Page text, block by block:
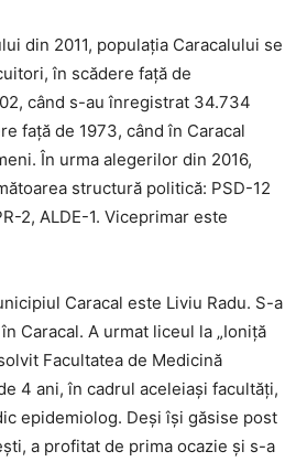
din 2011, populaţia Caracalului se
în scădere faţă de
când s-au înregistrat 34.734
faţă de 1973, când în Caracal
În urma alegerilor din 2016,
structură politică: PSD-12
2, ALDE-1. Viceprimar este
Caracal este Liviu Radu. S-a
Caracal. A urmat liceul la „Ioniţă
Facultatea de Medicină
4 ani, în cadrul aceleiaşi facultăţi,
epidemiolog. Deşi îşi găsise post
a profitat de prima ocazie şi s-a